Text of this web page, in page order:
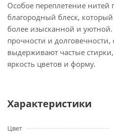
Особое переплетение нитей
благородный блеск,
более изысканной и уютной.
прочности и
выдерживают частые
яркость цветов и форму.
Характеристики
Цвет